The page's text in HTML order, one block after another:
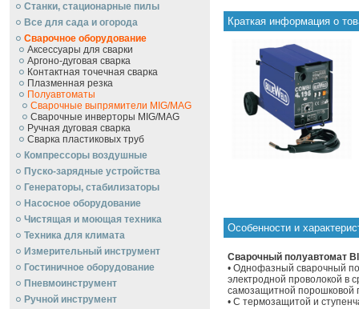
Станки, стационарные пилы
Все для сада и огорода
Сварочное оборудование
Аксессуары для сварки
Аргоно-дуговая сварка
Контактная точечная сварка
Плазменная резка
Полуавтоматы
Сварочные выпрямители MIG/MAG
Сварочные инверторы MIG/MAG
Ручная дуговая сварка
Сварка пластиковых труб
Компрессоры воздушные
Пуско-зарядные устройства
Генераторы, стабилизаторы
Насосное оборудование
Чистящая и моющая техника
Техника для климата
Измерительный инструмент
Гостиничное оборудование
Пневмоинструмент
Ручной инcтрумент
Краткая информация о
Особенности и
Сварочный полуавтомат
• Однофазный сварочный
электродной проволокой в
самозащитной порошковой
• С термозащитой и